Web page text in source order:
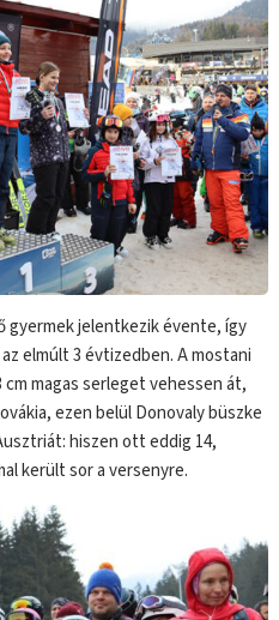
gyermek jelentkezik évente, így
elmúlt 3 évtizedben. A mostani
magas serleget vehessen át,
ezen belül Donovaly büszke
hiszen ott eddig 14,
került sor a versenyre.